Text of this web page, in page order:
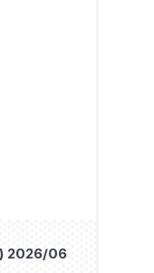
2026/06